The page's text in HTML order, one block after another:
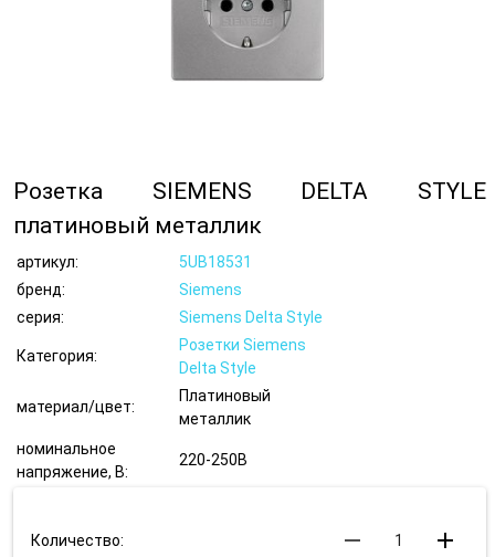
Розетка SIEMENS DELTA STYLE
платиновый металлик
артикул:
5UB18531
бренд:
Siemens
серия:
Siemens Delta Style
Категория:
Розетки Siemens
Delta Style
материал/цвет:
Платиновый
металлик
номинальное
напряжение, В:
220-250В
Количество: remove add